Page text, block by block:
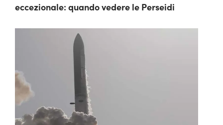
eccezionale: quando vedere le Perseidi